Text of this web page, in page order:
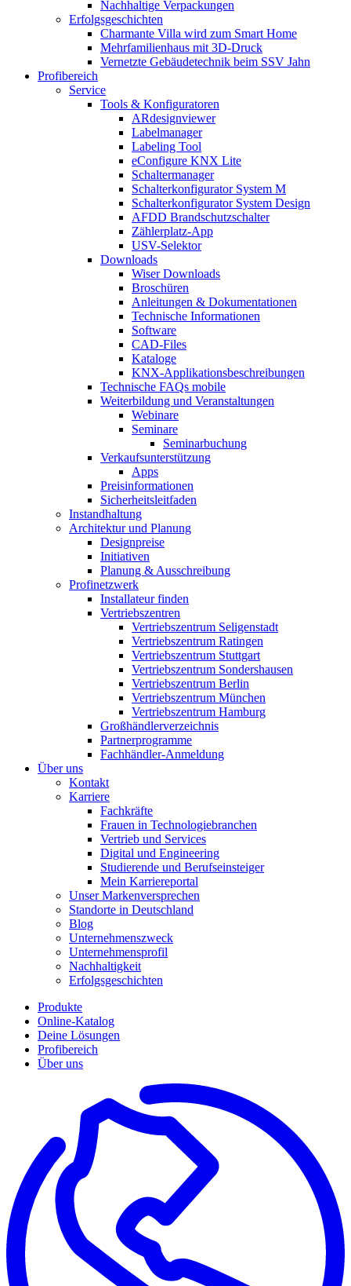
Nachhaltige Verpackungen
Erfolgsgeschichten
Charmante Villa wird zum Smart Home
Mehrfamilienhaus mit 3D-Druck
Vernetzte Gebäudetechnik beim SSV Jahn
Profibereich
Service
Tools & Konfiguratoren
ARdesignviewer
Labelmanager
Labeling Tool
eConfigure KNX Lite
Schaltermanager
Schalterkonfigurator System M
Schalterkonfigurator System Design
AFDD Brandschutzschalter
Zählerplatz-App
USV-Selektor
Downloads
Wiser Downloads
Broschüren
Anleitungen & Dokumentationen
Technische Informationen
Software
CAD-Files
Kataloge
KNX-Applikationsbeschreibungen
Technische FAQs mobile
Weiterbildung und Veranstaltungen
Webinare
Seminare
Seminarbuchung
Verkaufsunterstützung
Apps
Preisinformationen
Sicherheitsleitfaden
Instandhaltung
Architektur und Planung
Designpreise
Initiativen
Planung & Ausschreibung
Profinetzwerk
Installateur finden
Vertriebszentren
Vertriebszentrum Seligenstadt
Vertriebszentrum Ratingen
Vertriebszentrum Stuttgart
Vertriebszentrum Sondershausen
Vertriebszentrum Berlin
Vertriebszentrum München
Vertriebszentrum Hamburg
Großhändlerverzeichnis
Partnerprogramme
Fachhändler-Anmeldung
Über uns
Kontakt
Karriere
Fachkräfte
Frauen in Technologiebranchen
Vertrieb und Services
Digital und Engineering
Studierende und Berufseinsteiger
Mein Karriereportal
Unser Markenversprechen
Standorte in Deutschland
Blog
Unternehmenszweck
Unternehmensprofil
Nachhaltigkeit
Erfolgsgeschichten
Produkte
Online-Katalog
Deine Lösungen
Profibereich
Über uns